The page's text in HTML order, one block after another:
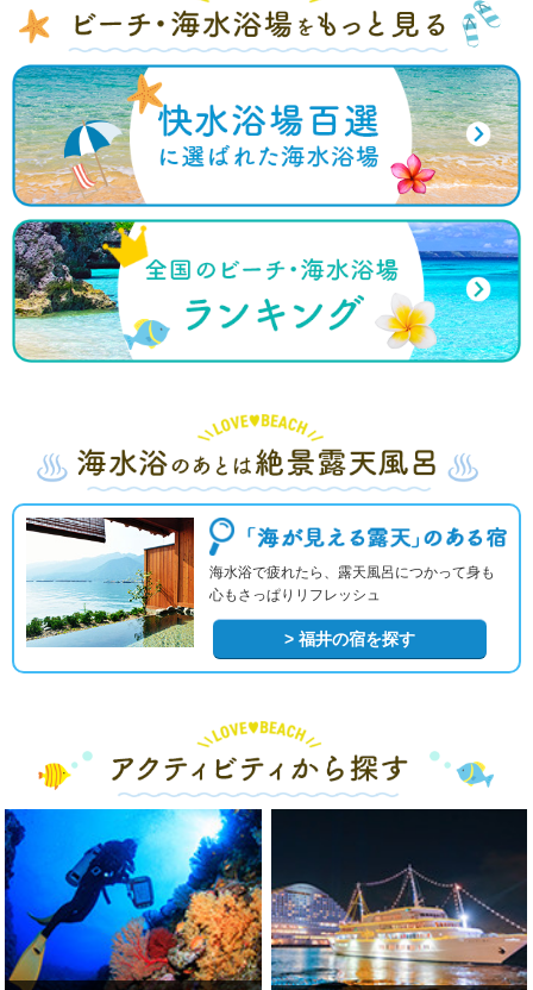
海水浴で疲れたら、露天風呂につかって身も
心もさっぱりリフレッシュ
> 福井の宿を探す